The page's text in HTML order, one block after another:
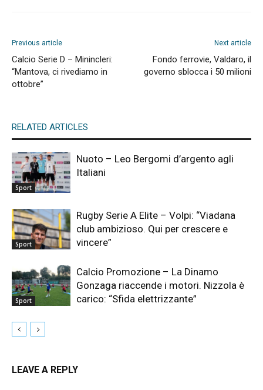
Previous article
Calcio Serie D – Minincleri:
“Mantova, ci rivediamo in
ottobre”
Next article
Fondo ferrovie, Valdaro, il
governo sblocca i 50 milioni
RELATED ARTICLES
Sport
Nuoto – Leo Bergomi d’argento agli
Italiani
Sport
Rugby Serie A Elite – Volpi: “Viadana
club ambizioso. Qui per crescere e
vincere”
Sport
Calcio Promozione – La Dinamo
Gonzaga riaccende i motori. Nizzola è
carico: “Sfida elettrizzante”
LEAVE A REPLY